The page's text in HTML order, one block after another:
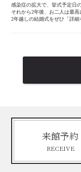
感染症の拡大で、挙式予定日
それから2年後、お二人は最
2年越しの結婚式をぜひ「詳
来館予約
RECEIVE